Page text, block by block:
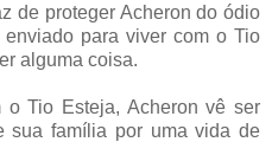
de proteger Acheron do ódio
para viver com o Tio
alguma coisa.
Tio Esteja, Acheron vê ser
sua família por uma vida de